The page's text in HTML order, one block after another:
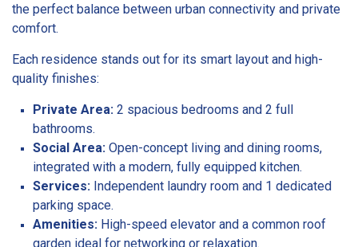
the perfect balance between urban connectivity and private
comfort.
Each residence stands out for its smart layout and high-
quality finishes:
Private Area: 2 spacious bedrooms and 2 full
bathrooms.
Social Area: Open-concept living and dining rooms,
integrated with a modern, fully equipped kitchen.
Services: Independent laundry room and 1 dedicated
parking space.
Amenities: High-speed elevator and a common roof
garden ideal for networking or relaxation.